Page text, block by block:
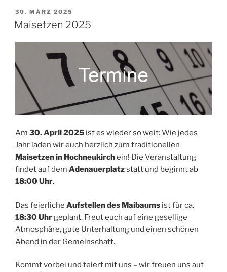
VERÖFFENTLICHT
AM
30. MÄRZ 2025
Maisetzen 2025
Am 30. April 2025 ist es wieder so weit: Wie jedes
Jahr laden wir euch herzlich zum traditionellen
Maisetzen in Hochneukirchein! Die Veranstaltung
findet auf dem Adenauerplatzstatt und beginnt ab
18:00 Uhr.
Das feierliche Aufstellen des Maibaums ist für ca.
18:30 Uhr geplant. Freut euch auf eine gesellige
Atmosphäre, gute Unterhaltung und einen schönen
Abend in der Gemeinschaft.
Kommt vorbei und feiert mit uns – wir freuen uns auf